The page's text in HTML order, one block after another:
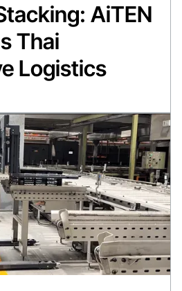
AiTEN
Thai
Logistics